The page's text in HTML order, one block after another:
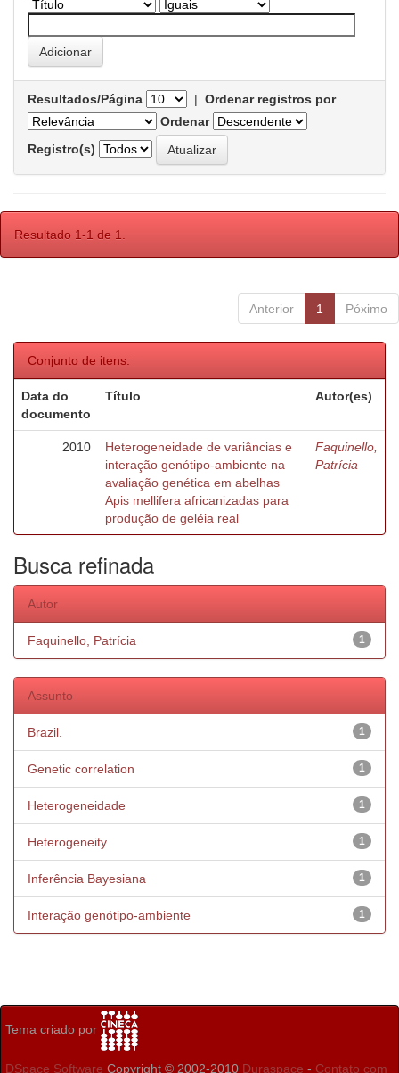
Resultados/Página | Ordenar registros por
Ordenar
Registro(s)
Resultado 1-1 de 1.
Anterior 1 Póximo
Conjunto de itens:
Data do
documento
Título Autor(es)
2010
Heterogeneidade de variâncias e
interação genótipo-ambiente na
avaliação genética em abelhas
Apis mellifera africanizadas para
produção de geléia real
Faquinello,
Patrícia
Busca refinada
Autor
1
Faquinello, Patrícia
Assunto
1
Brazil.
1
Genetic correlation
1
Heterogeneidade
1
Heterogeneity
1
Inferência Bayesiana
1
Interação genótipo-ambiente
Tema criado por
DSpace Software Copyright © 2002-2010 Duraspace - Contato com